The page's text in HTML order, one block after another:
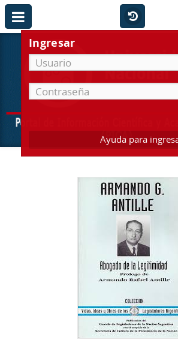
Ingresar
Ayuda para